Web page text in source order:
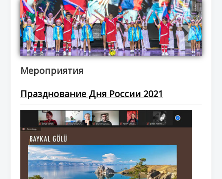
Общество
О нас
Фото
Консульство
Жизнь общества
День Победы
Правнуки Победы
Мероприятия
Празднование Дня России 2021